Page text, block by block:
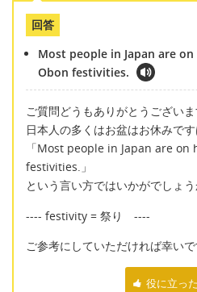
回答
Most people in Japan are
Obon festivities.
ご質問どうもありがとうございま
日本人の多くはお盆はお休みです
「Most people in Japan are
festivities.」
という言い方ではいかがでしょう
---- festivity = 祭り ----
ご参考にしていただければ幸いで
役に立った